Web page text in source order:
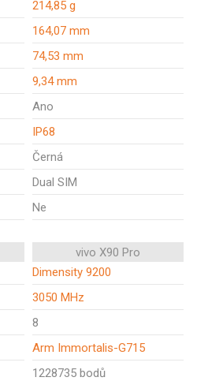
214,85 g
164,07 mm
74,53 mm
9,34 mm
Ano
IP68
Černá
Dual SIM
Ne
vivo X90 Pro
Dimensity 9200
3050 MHz
8
Arm Immortalis-G715
1228735 bodů